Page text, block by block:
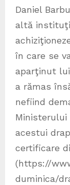
Daniel
altă
în care se
aparţinut
a rămas
nefiind
Ministerului
acestui
certificare
(https://
duminica/